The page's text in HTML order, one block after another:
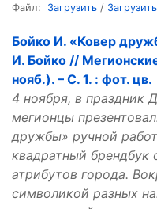
Файл: Загрузить / Загрузить
Бойко И. «Ковер
И. Бойко //
нояб.). – С. 1. : фот. цв.
4 ноября, в праздник
мегионцы
дружбы» ручной
квадратный брендбук
атрибутов города.
символикой разных